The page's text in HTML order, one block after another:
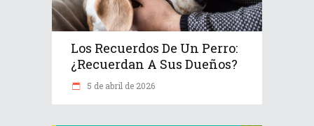
Los Recuerdos De Un Perro:
¿recuerdan A Sus Dueños?
5 de abril de 2026